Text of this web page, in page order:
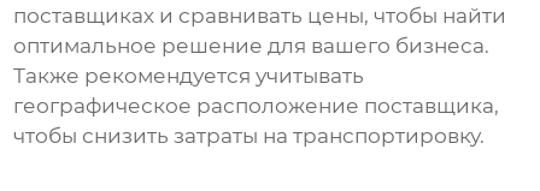
поставщиках и сравнивать цены, чтобы найти
оптимальное решение для вашего бизнеса.
Также рекомендуется учитывать
географическое расположение поставщика,
чтобы снизить затраты на транспортировку.